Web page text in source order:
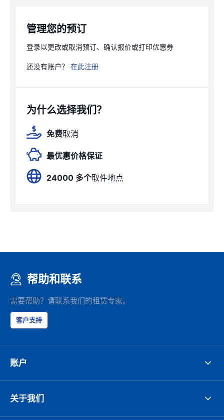
管理您的预订
登录以更改或取消预订、确认报价或打印优惠券
还没有账户？ 在此注册
为什么选择我们？
免费取消
最优惠价格保证
24000 多个取件地点
帮助和联系
需要帮助？请联系我们的租赁专家。
客户支持
账户
关于我们